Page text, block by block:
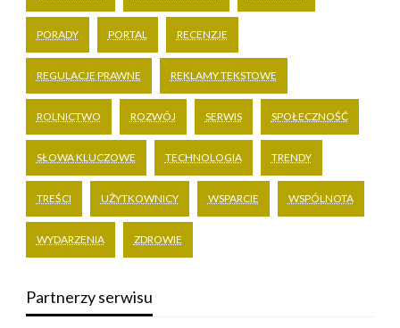
PORADY PORTAL RECENZJE
REGULACJE PRAWNE REKLAMY TEKSTOWE
ROLNICTWO ROZWÓJ SERWIS SPOŁECZNOŚĆ
SŁOWA KLUCZOWE TECHNOLOGIA TRENDY
TREŚCI UŻYTKOWNICY WSPARCIE WSPÓLNOTA
WYDARZENIA ZDROWIE
Partnerzy serwisu